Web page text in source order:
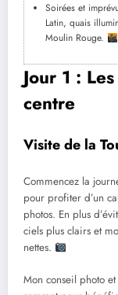
Soirées et
Latin, quais
Moulin Rouge.
Jour 1 :
centre
Visite de la
Commencez la
pour profiter d’un
photos. En plus
ciels plus clairs et
nettes.
Mon conseil photo